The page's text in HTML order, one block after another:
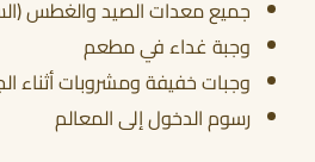
جميع معدات الصيد والغطس
وجبة غداء في مطعم
وجبات خفيفة ومشروبات أثناء
رسوم الدخول إلى المعالم